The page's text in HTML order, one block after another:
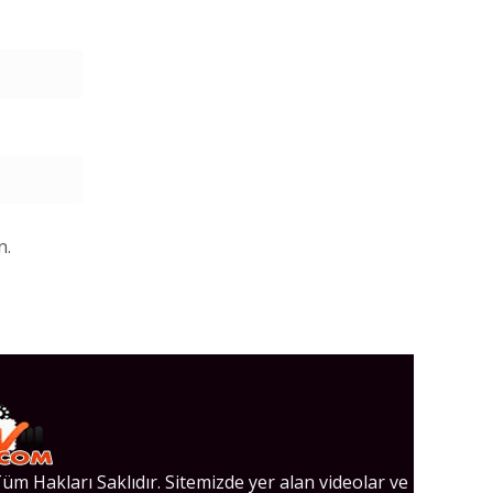
Hakları Saklıdır. Sitemizde yer alan videolar ve